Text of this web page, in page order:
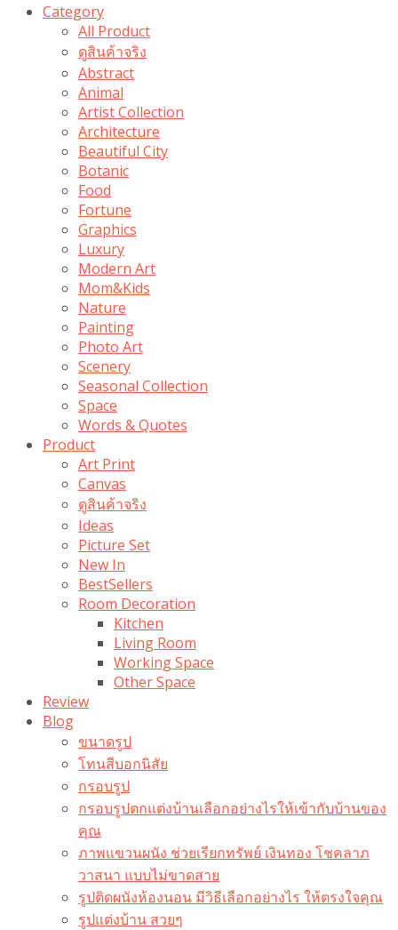
Category
All Product
ดูสินค้าจริง
Abstract
Animal
Artist Collection
Architecture
Beautiful City
Botanic
Food
Fortune
Graphics
Luxury
Modern Art
Mom&Kids
Nature
Painting
Photo Art
Scenery
Seasonal Collection
Space
Words & Quotes
Product
Art Print
Canvas
ดูสินค้าจริง
Ideas
Picture Set
New In
BestSellers
Room Decoration
Kitchen
Living Room
Working Space
Other Space
Review
Blog
ขนาดรูป
โทนสีบอกนิสัย
กรอบรูป
กรอบรูปตกแต่งบ้านเลือกอย่างไรให้เข้ากับบ้านของ
คุณ
ภาพแขวนผนัง ช่วยเรียกทรัพย์ เงินทอง โชคลาภ
วาสนา แบบไม่ขาดสาย
รูปติดผนังห้องนอน มีวิธีเลือกอย่างไร ให้ตรงใจคุณ
รูปแต่งบ้าน สวยๆ